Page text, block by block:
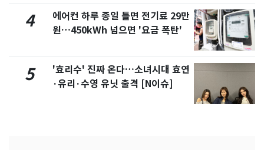
4
에어컨 하루 종일 틀면 전기료 29만
원…450kWh 넘으면 '요금 폭탄'
5
'효리수' 진짜 온다…소녀시대 효연
·유리·수영 유닛 출격 [N이슈]